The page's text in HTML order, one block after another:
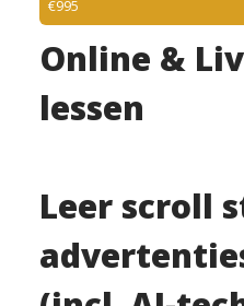
€995
Online &
lessen
Leer scroll